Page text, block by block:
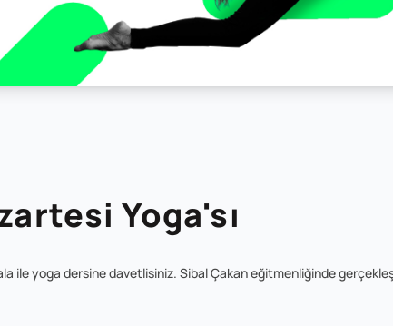
Yoga'sı
ile yoga dersine davetlisiniz. Sibal Çakan eğitmenliğinde